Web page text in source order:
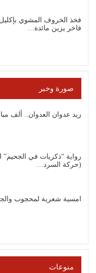
فخذ الخروف المشوي
فاخر يزين مائدة…
صورة وخبر
زيد عدوان العدوان.. ألف
رواية “ذكريات في
(حركة السرد…
امسية شعرية لمحجوب
منوعات